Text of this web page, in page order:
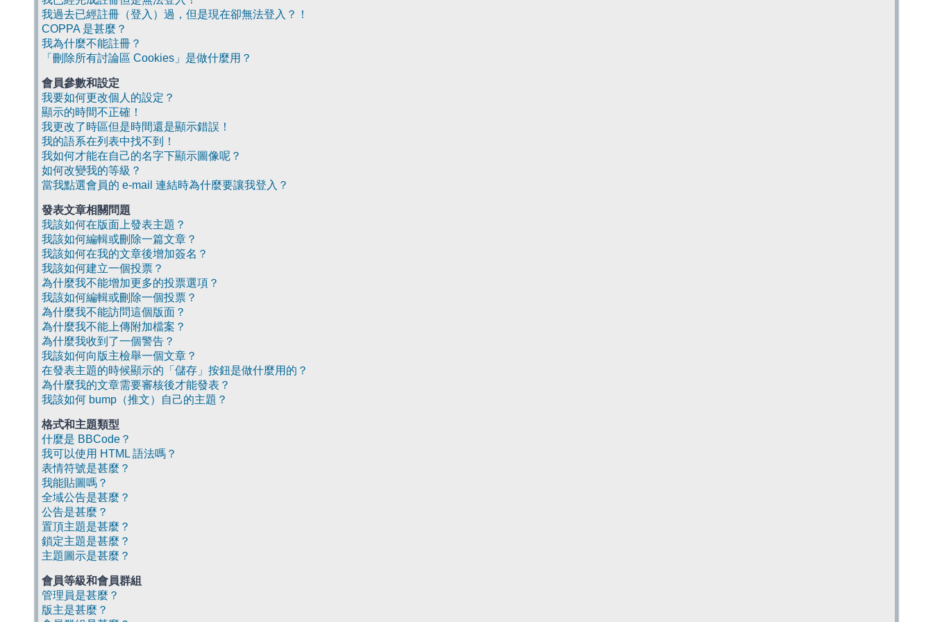
我過去已經註冊（登入）過，但是現在卻無法登入？！
COPPA 是甚麼？
我為什麼不能註冊？
「刪除所有討論區 Cookies」是做什麼用？
會員參數和設定
我要如何更改個人的設定？
顯示的時間不正確！
我更改了時區但是時間還是顯示錯誤！
我的語系在列表中找不到！
我如何才能在自己的名字下顯示圖像呢？
如何改變我的等級？
當我點選會員的 e-mail 連結時為什麼要讓我登入？
發表文章相關問題
我該如何在版面上發表主題？
我該如何編輯或刪除一篇文章？
我該如何在我的文章後增加簽名？
我該如何建立一個投票？
為什麼我不能增加更多的投票選項？
我該如何編輯或刪除一個投票？
為什麼我不能訪問這個版面？
為什麼我不能上傳附加檔案？
為什麼我收到了一個警告？
我該如何向版主檢舉一個文章？
在發表主題的時候顯示的「儲存」按鈕是做什麼用的？
為什麼我的文章需要審核後才能發表？
我該如何 bump（推文）自己的主題？
格式和主題類型
什麼是 BBCode？
我可以使用 HTML 語法嗎？
表情符號是甚麼？
我能貼圖嗎？
全域公告是甚麼？
公告是甚麼？
置頂主題是甚麼？
鎖定主題是甚麼？
主題圖示是甚麼？
會員等級和會員群組
管理員是甚麼？
版主是甚麼？